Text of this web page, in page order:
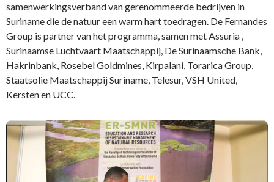
samenwerkingsverband van gerenommeerde bedrijven in
Suriname die de natuur een warm hart toedragen. De Fernandes
Group is partner van het programma, samen met Assuria ,
Surinaamse Luchtvaart Maatschappij, De Surinaamsche Bank,
Hakrinbank, Rosebel Goldmines, Kirpalani, Torarica Group,
Staatsolie Maatschappij Suriname, Telesur, VSH United,
Kersten en UCC.